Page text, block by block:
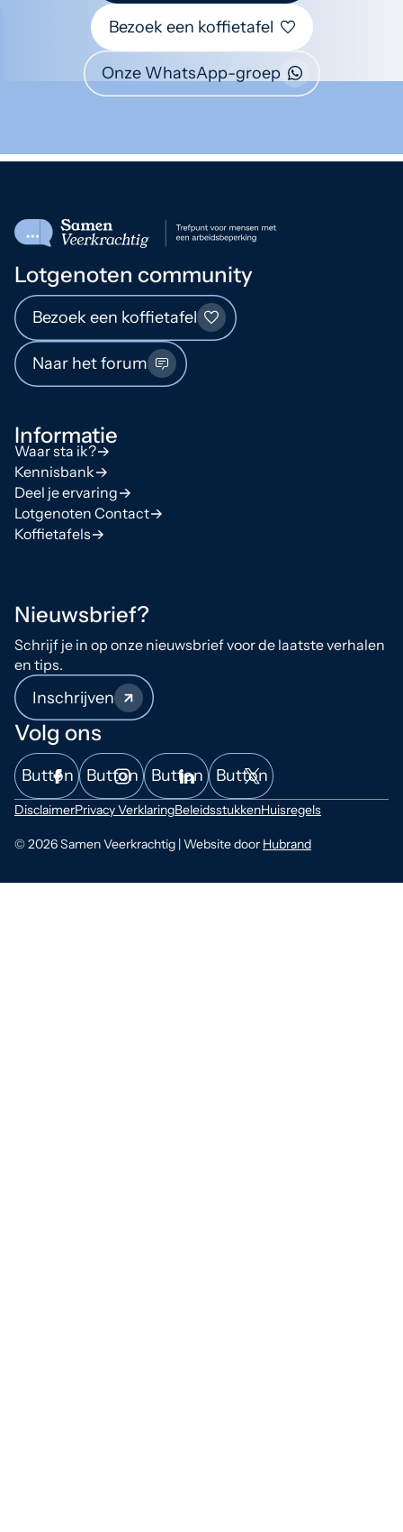
Bezoek een koffietafel
Onze WhatsApp-groep
Lotgenoten community
Bezoek een koffietafel
Naar het forum
Informatie
Waar sta ik?
Kennisbank
Deel je ervaring
Lotgenoten Contact
Koffietafels
Nieuwsbrief?
Schrijf je in op onze nieuwsbrief voor de laatste verhalen
en tips.
Inschrijven
Volg ons
Button Button Button Button
© 2026 Samen Veerkrachtig | Website door Hubrand
DisclaimerPrivacy VerklaringBeleidsstukkenHuisregels